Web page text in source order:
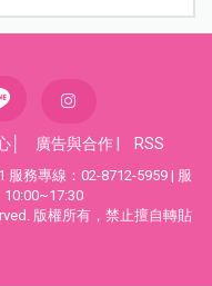
廣告與合作 RSS
務專線：02-8712-5959 | 服
版權所有，禁止擅自轉貼